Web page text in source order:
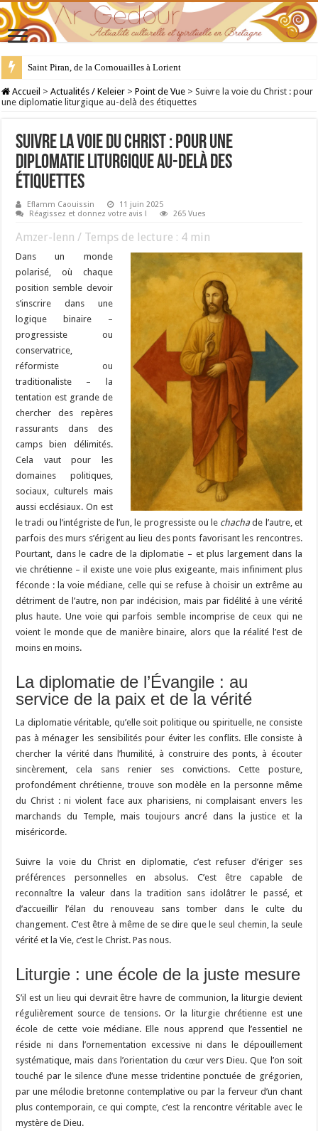
Saint Piran, de la Cornouailles à Lorient
28 juillet : Saint Samson de Dol, père de la Bretagne chrétienne
Accueil > Actualités / Keleier > Point de Vue > Suivre la voie du Christ : pour
une diplomatie liturgique au-delà des étiquettes
Suivre la voie du Christ : pour une
diplomatie liturgique au-delà des
étiquettes
Eflamm Caouissin
11 juin 2025
Réagissez et donnez votre avis !
265 Vues
Amzer-lenn / Temps de lecture : 4 min
Dans un monde
polarisé, où chaque
position semble devoir
s’inscrire dans une
logique binaire –
progressiste ou
conservatrice,
réformiste ou
traditionaliste – la
tentation est grande de
chercher des repères
rassurants dans des
camps bien délimités.
Cela vaut pour les
domaines politiques,
sociaux, culturels mais
aussi ecclésiaux. On est
le tradi ou l’intégriste de l’un, le progressiste ou le chachade l’autre, et
parfois des murs s’érigent au lieu des ponts favorisant les rencontres.
Pourtant, dans le cadre de la diplomatie – et plus largement dans la
vie chrétienne – il existe une voie plus exigeante, mais infiniment plus
féconde : la voie médiane, celle qui se refuse à choisir un extrême au
détriment de l’autre, non par indécision, mais par fidélité à une vérité
plus haute. Une voie qui parfois semble incomprise de ceux qui ne
voient le monde que de manière binaire, alors que la réalité l’est de
moins en moins.
La diplomatie de l’Évangile : au
service de la paix et de la vérité
La diplomatie véritable, qu’elle soit politique ou spirituelle, ne consiste
pas à ménager les sensibilités pour éviter les conflits. Elle consiste à
chercher la vérité dans l’humilité, à construire des ponts, à écouter
sincèrement, cela sans renier ses convictions. Cette posture,
profondément chrétienne, trouve son modèle en la personne même
du Christ : ni violent face aux pharisiens, ni complaisant envers les
marchands du Temple, mais toujours ancré dans la justice et la
miséricorde.
Suivre la voie du Christ en diplomatie, c’est refuser d’ériger ses
préférences personnelles en absolus. C’est être capable de
reconnaître la valeur dans la tradition sans idolâtrer le passé, et
d’accueillir l’élan du renouveau sans tomber dans le culte du
changement. C’est être à même de se dire que le seul chemin, la seule
vérité et la Vie, c’est le Christ. Pas nous.
Liturgie : une école de la juste mesure
S’il est un lieu qui devrait être havre de communion, la liturgie devient
régulièrement source de tensions. Or la liturgie chrétienne est une
école de cette voie médiane. Elle nous apprend que l’essentiel ne
réside ni dans l’ornementation excessive ni dans le dépouillement
systématique, mais dans l’orientation du cœur vers Dieu. Que l’on soit
touché par le silence d’une messe tridentine ponctuée de grégorien,
par une mélodie bretonne contemplative ou par la ferveur d’un chant
plus contemporain, ce qui compte, c’est la rencontre véritable avec le
mystère de Dieu.